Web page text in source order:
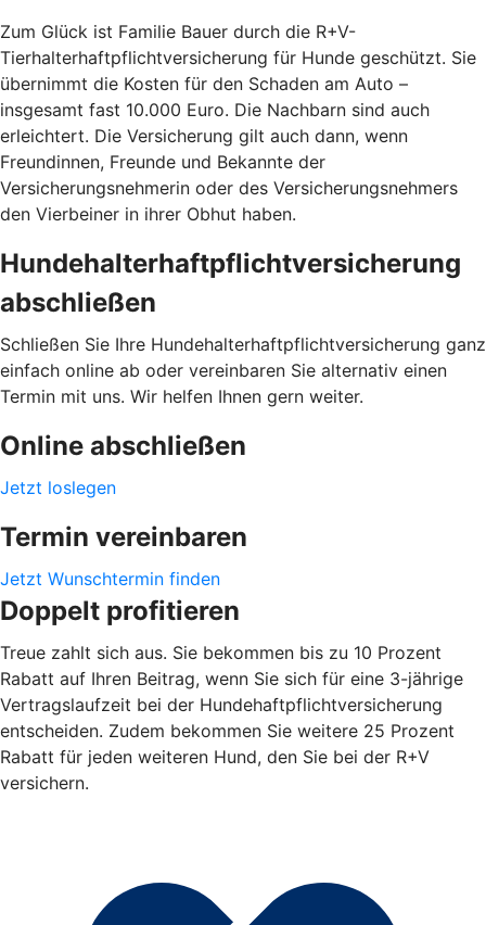
Zum Glück ist Familie Bauer durch die R+V-
Tierhalterhaftpflichtversicherung für Hunde geschützt. Sie
übernimmt die Kosten für den Schaden am Auto –
insgesamt fast 10.000 Euro. Die Nachbarn sind auch
erleichtert. Die Versicherung gilt auch dann, wenn
Freundinnen, Freunde und Bekannte der
Versicherungsnehmerin oder des Versicherungsnehmers
den Vierbeiner in ihrer Obhut haben.
Hundehalterhaftpflichtversicherung
abschließen
Schließen Sie Ihre Hundehalterhaftpflichtversicherung ganz
einfach online ab oder vereinbaren Sie alternativ einen
Termin mit uns. Wir helfen Ihnen gern weiter.
Online abschließen
Jetzt loslegen
Termin vereinbaren
Jetzt Wunschtermin finden
Doppelt profitieren
Treue zahlt sich aus. Sie bekommen bis zu 10 Prozent
Rabatt auf Ihren Beitrag, wenn Sie sich für eine 3-jährige
Vertragslaufzeit bei der Hundehaftpflichtversicherung
entscheiden. Zudem bekommen Sie weitere 25 Prozent
Rabatt für jeden weiteren Hund, den Sie bei der R+V
versichern.